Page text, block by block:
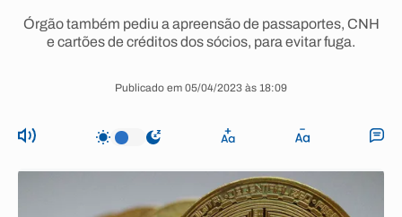
Órgão também pediu a apreensão de passaportes, CNH
e cartões de créditos dos sócios, para evitar fuga.
Publicado em 05/04/2023 às 18:09